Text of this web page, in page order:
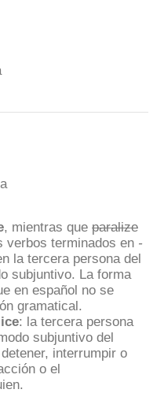
, mientras que paralize
verbos terminados en -
la tercera persona del
subjuntivo. La forma
en español no se
gramatical.
: la tercera persona
subjuntivo del
detener, interrumpir o
o el